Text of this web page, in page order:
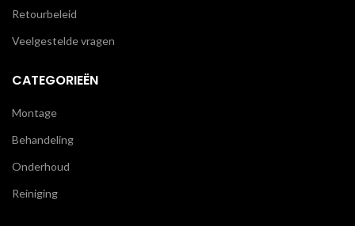
Retourbeleid
Veelgestelde vragen
CATEGORIEËN
Montage
Behandeling
Onderhoud
Reiniging